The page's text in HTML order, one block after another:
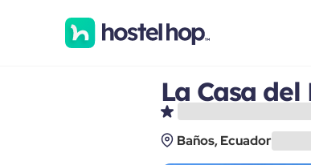
La Casa
Baños, Ecuador